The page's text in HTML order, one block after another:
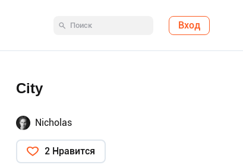
Вход
City
Nicholas
2 Нравится